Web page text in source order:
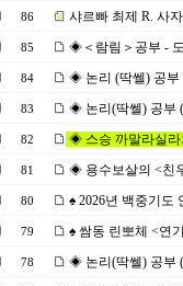
86 샤르빠 최제 R. 사
85 ◈＜람림＞공부 -
84 ◈ 논리 (딱쎌) 공부
83 ◈ 논리(딱쎌) 공부
82 ◈ 스승 까말라실라
81 ◈ 용수보살의 <친
80 ♠ 2026년 백중기도
79 ♠ 쌈동 린뽀체 <연
78 ◈ 논리(딱쎌) 공부